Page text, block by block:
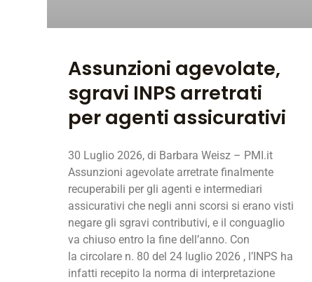
Assunzioni agevolate,
sgravi INPS arretrati
per agenti assicurativi
30 Luglio 2026, di Barbara Weisz – PMI.it
Assunzioni agevolate arretrate finalmente
recuperabili per gli agenti e intermediari
assicurativi che negli anni scorsi si erano visti
negare gli sgravi contributivi, e il conguaglio
va chiuso entro la fine dell’anno. Con
la circolare n. 80 del 24 luglio 2026 , l’INPS ha
infatti recepito la norma di interpretazione